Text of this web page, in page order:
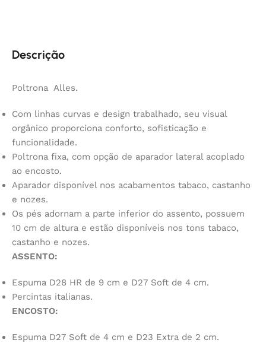
Descrição
Poltrona Alles.
Com linhas curvas e design trabalhado, seu visual
orgânico proporciona conforto, sofisticação e
funcionalidade.
Poltrona fixa, com opção de aparador lateral acoplado
ao encosto.
Aparador disponível nos acabamentos tabaco, castanho
e nozes.
Os pés adornam a parte inferior do assento, possuem
10 cm de altura e estão disponíveis nos tons tabaco,
castanho e nozes.
ASSENTO:
Espuma D28 HR de 9 cm e D27 Soft de 4 cm.
Percintas italianas.
ENCOSTO:
Espuma D27 Soft de 4 cm e D23 Extra de 2 cm.